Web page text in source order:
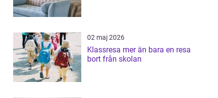
02 maj 2026
Klassresa mer än bara en resa
bort från skolan